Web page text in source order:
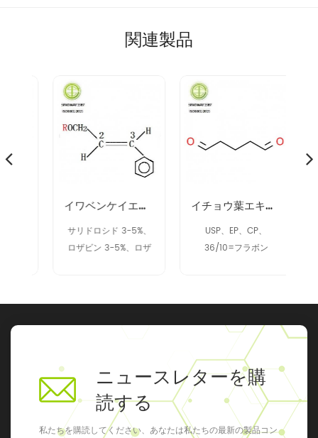
関連製品
イワベンケイエキス 97404-52-9
サリドロシド 3-5%、
ロザビン 3-5%、ロザ
イチョウ葉エキス 90045-36-6
USP、EP、CP、
36/10=フラボン
ニュースレターを購
読する
私たちを購読してください、あなたは私たちの最新の製品コン